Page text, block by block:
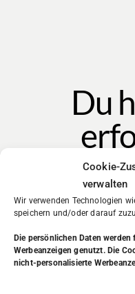
​Du
Bitte befolge
Cookie-
verwalten
Wir verwenden Technologien
speichern und/oder darauf
Die persönlichen Daten werden
Werbeanzeigen genutzt. Die
nicht-personalisierte